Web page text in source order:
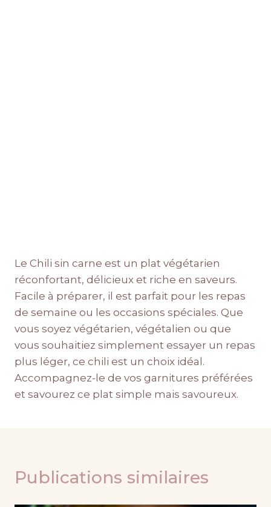
Le Chili sin carne est un plat végétarien
réconfortant, délicieux et riche en saveurs.
Facile à préparer, il est parfait pour les repas
de semaine ou les occasions spéciales. Que
vous soyez végétarien, végétalien ou que
vous souhaitiez simplement essayer un repas
plus léger, ce chili est un choix idéal.
Accompagnez-le de vos garnitures préférées
et savourez ce plat simple mais savoureux.
Publications similaires